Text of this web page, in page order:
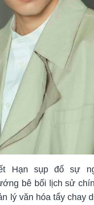
Hạn sụp đổ sự
bê bối lịch sử
lý văn hóa tẩy chay